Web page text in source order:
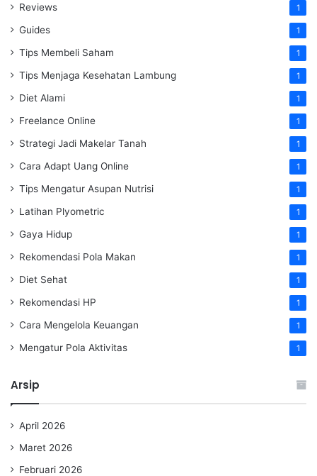
Reviews 1
Guides 1
Tips Membeli Saham 1
Tips Menjaga Kesehatan Lambung 1
Diet Alami 1
Freelance Online 1
Strategi Jadi Makelar Tanah 1
Cara Adapt Uang Online 1
Tips Mengatur Asupan Nutrisi 1
Latihan Plyometric 1
Gaya Hidup 1
Rekomendasi Pola Makan 1
Diet Sehat 1
Rekomendasi HP 1
Cara Mengelola Keuangan 1
Mengatur Pola Aktivitas 1
Arsip
April 2026
Maret 2026
Februari 2026